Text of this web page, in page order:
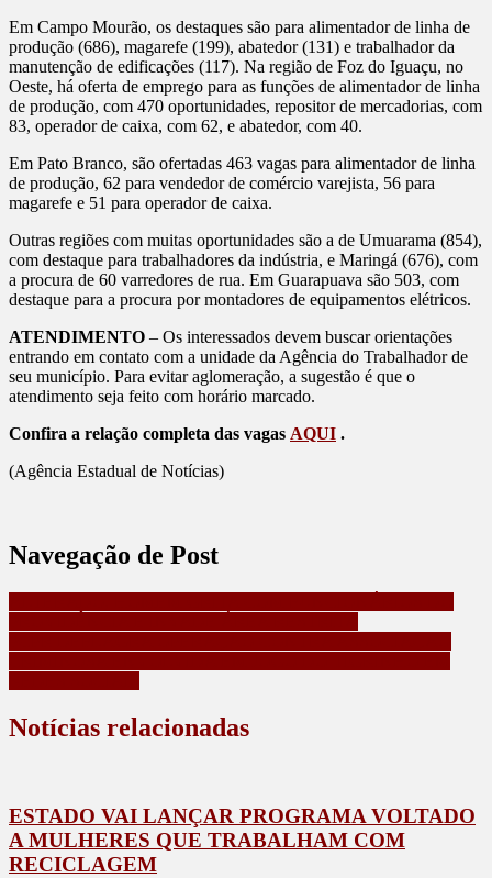
Em Campo Mourão, os destaques são para alimentador de linha de
produção (686), magarefe (199), abatedor (131) e trabalhador da
manutenção de edificações (117). Na região de Foz do Iguaçu, no
Oeste, há oferta de emprego para as funções de alimentador de linha
de produção, com 470 oportunidades, repositor de mercadorias, com
83, operador de caixa, com 62, e abatedor, com 40.
Em Pato Branco, são ofertadas 463 vagas para alimentador de linha
de produção, 62 para vendedor de comércio varejista, 56 para
magarefe e 51 para operador de caixa.
Outras regiões com muitas oportunidades são a de Umuarama (854),
com destaque para trabalhadores da indústria, e Maringá (676), com
a procura de 60 varredores de rua. Em Guarapuava são 503, com
destaque para a procura por montadores de equipamentos elétricos.
ATENDIMENTO – Os interessados devem buscar orientações
entrando em contato com a unidade da Agência do Trabalhador de
seu município. Para evitar aglomeração, a sugestão é que o
atendimento seja feito com horário marcado.
Confira a relação completa das vagas AQUI .
(Agência Estadual de Notícias)
Navegação de Post
Notícias relacionadas
ESTADO VAI LANÇAR PROGRAMA VOLTADO
A MULHERES QUE TRABALHAM COM
RECICLAGEM